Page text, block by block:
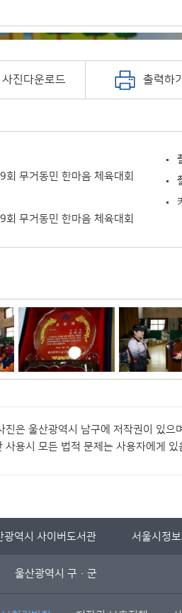
사진다운로드 출력하기
무거동민 한마음 체육대회
무거동민 한마음 체육대회
진은 울산광역시 남구에 저작권이 있으
사용시 모든 법적 문제는 사용자에게 있
광역시 사이버도서관 서울시정
울산광역시 구·군